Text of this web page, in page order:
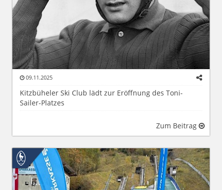
09.11.2025
Kitzbüheler Ski Club lädt zur Eröffnung des Toni-
Sailer-Platzes
Zum Beitrag